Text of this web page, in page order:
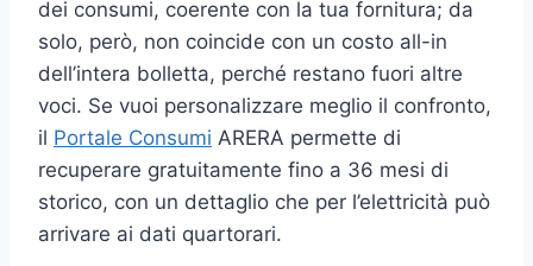
dei consumi, coerente con la tua fornitura; da
solo, però, non coincide con un costo all-in
dell’intera bolletta, perché restano fuori altre
voci. Se vuoi personalizzare meglio il confronto,
il Portale Consumi ARERA permette di
recuperare gratuitamente fino a 36 mesi di
storico, con un dettaglio che per l’elettricità può
arrivare ai dati quartorari.